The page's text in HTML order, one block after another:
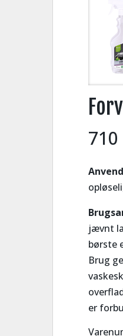
jævnt
børste
Brug
er